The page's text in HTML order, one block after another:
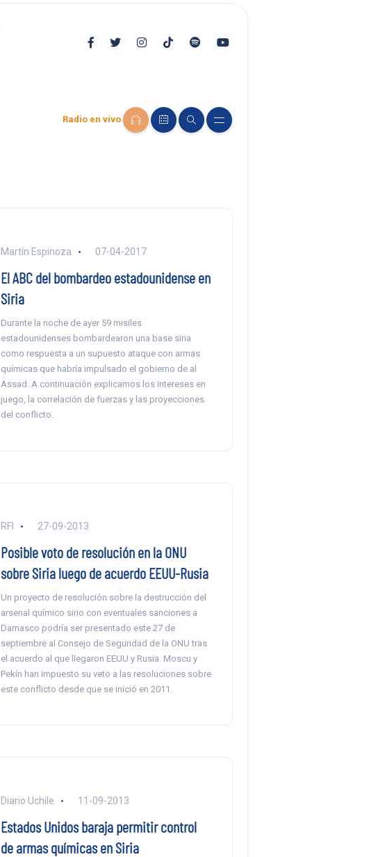
Radio en vivo
Martín Espinoza 07-04-2017
El ABC del bombardeo estadounidense en
Siria
Durante la noche de ayer 59 misiles
estadounidenses bombardearon una base siria
como respuesta a un supuesto ataque con armas
químicas que habría impulsado el gobierno de al
Assad. A continuación explicamos los intereses en
juego, la correlación de fuerzas y las proyecciones
del conflicto.
RFI 27-09-2013
Posible voto de resolución en la ONU
sobre Siria luego de acuerdo EEUU-Rusia
Un proyecto de resolución sobre la destrucción del
arsenal químico sirio con eventuales sanciones a
Damasco podría ser presentado este 27 de
septiembre al Consejo de Seguridad de la ONU tras
el acuerdo al que llegaron EEUU y Rusia. Moscu y
Pekín han impuesto su veto a las resoluciones sobre
este conflicto desde que se inició en 2011.
Diario Uchile 11-09-2013
Estados Unidos baraja permitir control
de armas químicas en Siria